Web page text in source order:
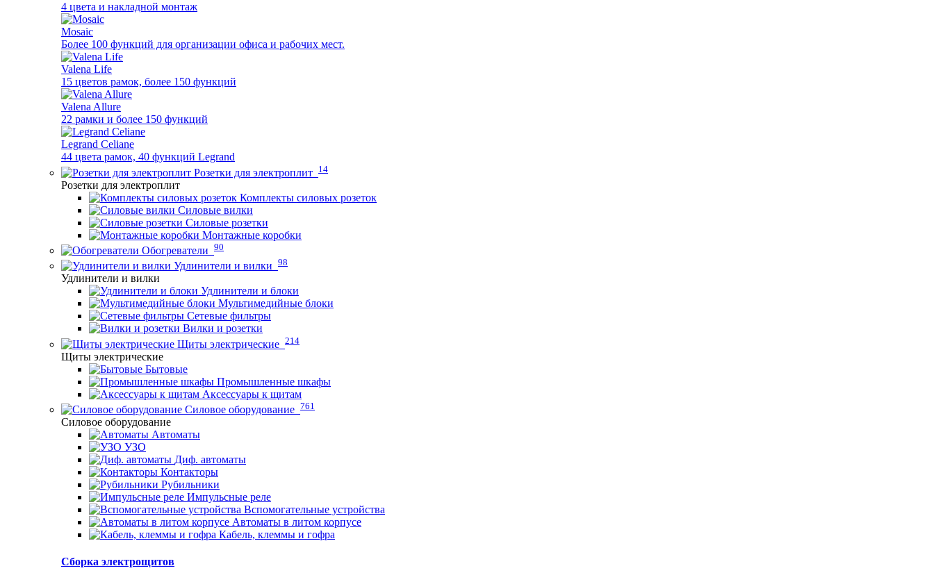
4 цвета и накладной монтаж
Mosaic
Более 100 функций для организации офиса и рабочих мест.
Valena Life
15 цветов рамок, более 150 функций
Valena Allure
22 рамки и более 150 функций
Legrand Celiane
44 цвета рамок, 40 функций Legrand
Розетки для электроплит 14
Розетки для электроплит
Комплекты силовых розеток
Силовые вилки
Силовые розетки
Монтажные коробки
Обогреватели 90
Удлинители и вилки 98
Удлинители и вилки
Удлинители и блоки
Мультимедийные блоки
Сетевые фильтры
Вилки и розетки
Щиты электрические 214
Щиты электрические
Бытовые
Промышленные шкафы
Аксессуары к щитам
Силовое оборудование 761
Силовое оборудование
Автоматы
УЗО
Диф. автоматы
Контакторы
Рубильники
Импульсные реле
Вспомогательные устройства
Автоматы в литом корпусе
Кабель, клеммы и гофра
Сборка электрощитов